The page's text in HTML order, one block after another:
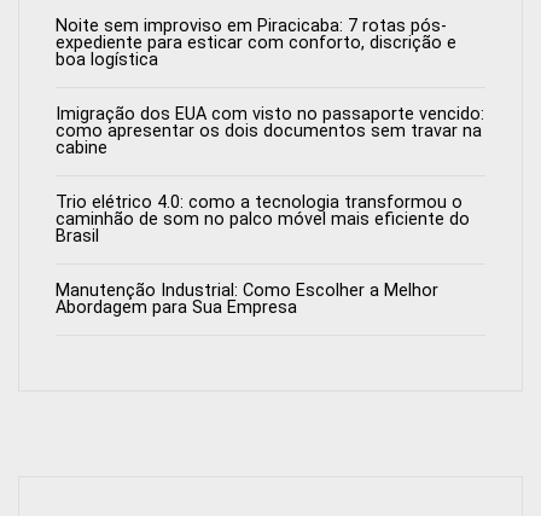
Noite sem improviso em Piracicaba: 7 rotas pós-
expediente para esticar com conforto, discrição e
boa logística
Imigração dos EUA com visto no passaporte vencido:
como apresentar os dois documentos sem travar na
cabine
Trio elétrico 4.0: como a tecnologia transformou o
caminhão de som no palco móvel mais eficiente do
Brasil
Manutenção Industrial: Como Escolher a Melhor
Abordagem para Sua Empresa